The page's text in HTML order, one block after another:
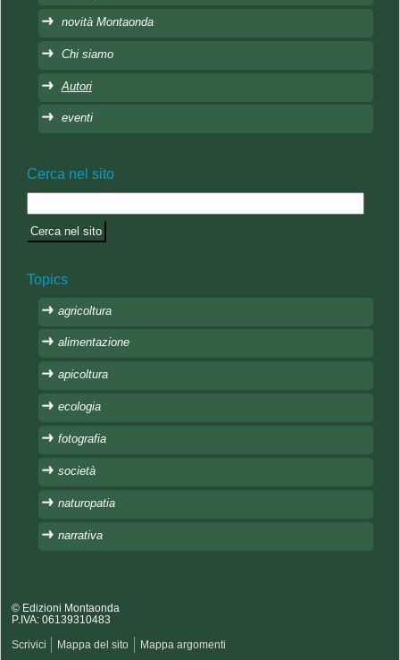
novità Montaonda
Chi siamo
Autori
eventi
Cerca nel sito
Topics
agricoltura
alimentazione
apicoltura
ecologia
fotografia
società
naturopatia
narrativa
© Edizioni Montaonda
P.IVA: 06139310483
Scrivici Mappa del sito Mappa argomenti